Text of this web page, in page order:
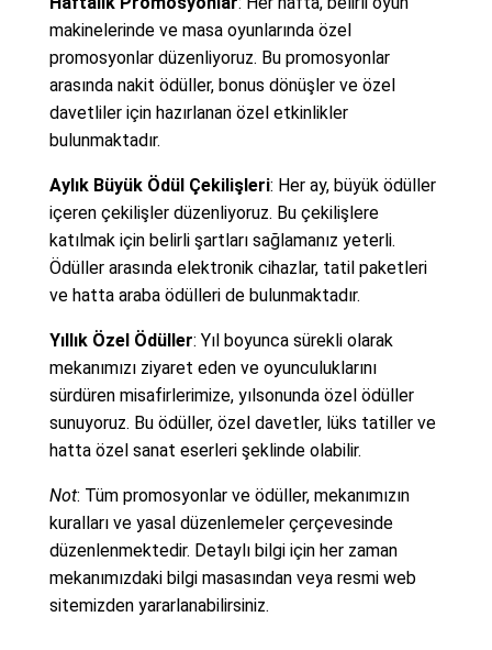
makinelerinde ve masa oyunlarında özel
promosyonlar düzenliyoruz. Bu promosyonlar
arasında nakit ödüller, bonus dönüşler ve özel
davetliler için hazırlanan özel etkinlikler
bulunmaktadır.
Aylık Büyük Ödül Çekilişleri: Her ay, büyük ödüller
içeren çekilişler düzenliyoruz. Bu çekilişlere
katılmak için belirli şartları sağlamanız yeterli.
Ödüller arasında elektronik cihazlar, tatil paketleri
ve hatta araba ödülleri de bulunmaktadır.
Yıllık Özel Ödüller: Yıl boyunca sürekli olarak
mekanımızı ziyaret eden ve oyunculuklarını
sürdüren misafirlerimize, yılsonunda özel ödüller
sunuyoruz. Bu ödüller, özel davetler, lüks tatiller ve
hatta özel sanat eserleri şeklinde olabilir.
Not: Tüm promosyonlar ve ödüller, mekanımızın
kuralları ve yasal düzenlemeler çerçevesinde
düzenlenmektedir. Detaylı bilgi için her zaman
mekanımızdaki bilgi masasından veya resmi web
sitemizden yararlanabilirsiniz.